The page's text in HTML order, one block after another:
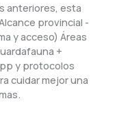
anteriores, esta
provincial -
y acceso) Áreas
+
y protocolos
cuidar mejor una